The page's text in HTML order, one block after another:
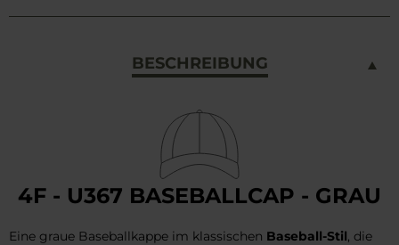
BESCHREIBUNG
4F - U367 BASEBALLCAP - GRAU
Eine graue Baseballkappe im klassischen Baseball-Stil, die